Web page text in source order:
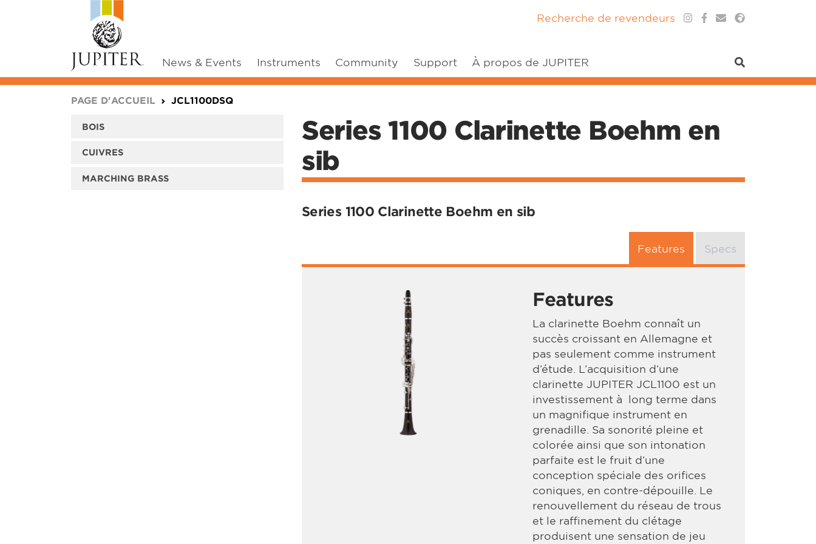
News & Events Instruments Community Support À propos de JUPITER
Recherche de revendeurs
PAGE D'ACCUEIL JCL1100DSQ
BOIS
CUIVRES
MARCHING BRASS
Series 1100 Clarinette Boehm en
sib
Series 1100 Clarinette Boehm en sib
Features Specs
Features
La clarinette Boehm connaît un
succès croissant en Allemagne et
pas seulement comme instrument
d’étude. L’acquisition d’une
clarinette JUPITER JCL1100 est un
investissement à long terme dans
un magnifique instrument en
grenadille. Sa sonorité pleine et
colorée ainsi que son intonation
parfaite est le fruit d’une
conception spéciale des orifices
coniques, en contre-dépouille. Le
renouvellement du réseau de trous
et le raffinement du clétage
produisent une sensation de jeu